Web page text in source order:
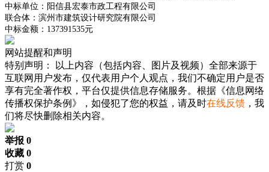
中标单位：阳信县宏泰市政工程有限公司
联合体：滨州市建筑设计研究院有限公司
中标金额：137391535元
网站提醒和声明
特别声明：
以上内容（包括内容、图片及视频）全部来源于
互联网用户发布，仅代表用户个人观点，我们不确定用户是否
享有完全著作权，平台仅提供信息存储服务。根据《信息网络
传播权保护条例》，如侵犯了您的权益，请及时在线反馈 ，我
们将尽快删除相关内容。
举报 0
收藏 0
打赏 0